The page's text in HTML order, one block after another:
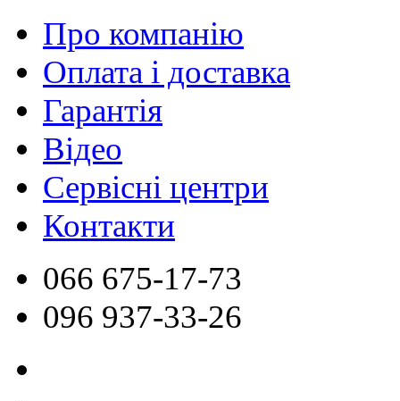
Про компанію
Оплата і доставка
Гарантія
Відео
Сервісні центри
Контакти
066 675-17-73
096 937-33-26